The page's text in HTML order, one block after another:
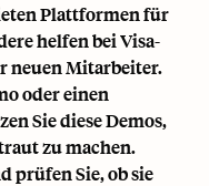
Plattformen für
helfen bei Visa-
neuen Mitarbeiter.
oder einen
Sie diese Demos,
zu machen.
prüfen Sie, ob sie